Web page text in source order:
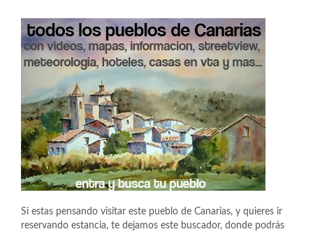
Si estas pensando visitar este pueblo de Canarias, y quieres ir
reservando estancia, te dejamos este buscador, donde podrás